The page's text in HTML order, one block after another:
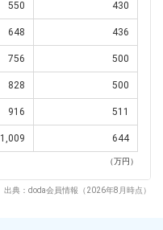
550 430
648 436
756 500
828 500
916 511
1,009 644
（万円）
出典：doda会員情報（2026年8月時点）